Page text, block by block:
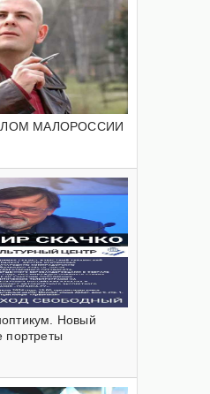
МАЛОРОССИИ
Новый
портреты